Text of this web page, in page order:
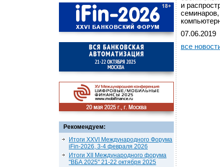
Рекомендуем:
Итоги XXVI Международного Форума
iFin-2026, 3-4 февраля 2026
Итоги XII Международного форума
"ВБА 2025" 21-22 октября 2025
и
07.06.2019
все